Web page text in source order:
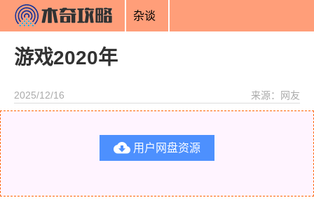
杂谈
游戏2020年
2025/12/16 来源：网友
 用户网盘资源